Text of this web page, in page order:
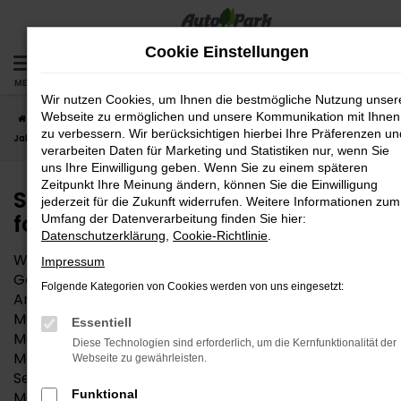
Zum
springen
MENÜ
Startseite München Seat Seat Arona
Seat Arona
Jahreswagen – das fast neue Auto für München
Seat Arona Jahreswagen – das
fast neue Auto für München
Wem die Entscheidung zwischen Neuwagen und
Gebrauchtwagen schwerfällt, findet in einem Seat
Arona Jahreswagen die perfekte Mobilitätslösung für
München und Umgebung. Angeboten werden
Modelle, die maximal vor zwölf Monaten zum ersten
Mal zugelassen wurden. In vielen Fällen stammen
Seat Arona Jahreswagen aus der aktuellen
Cookie Einstellungen
Wir nutzen Cookies, um Ihnen die bestmögliche Nutzung
Webseite zu ermöglichen und unsere Kommunikation mit Ihnen
zu verbessern. Wir berücksichtigen hierbei Ihre Präferenzen
verarbeiten Daten für Marketing und Statistiken nur, wenn Sie
uns Ihre Einwilligung geben. Wenn Sie zu einem späteren
Zeitpunkt Ihre Meinung ändern, können Sie die Einwilligung
jederzeit für die Zukunft widerrufen. Weitere Informationen zum
Umfang der Datenverarbeitung finden Sie hier:
Datenschutzerklärung Cookie-Richtlinie
Impressum
Folgende Kategorien von Cookies werden von uns eingesetzt:
Essentiell
Diese Technologien sind erforderlich, um die Kernfunktionalität der
Webseite zu gewährleisten.
Funktional